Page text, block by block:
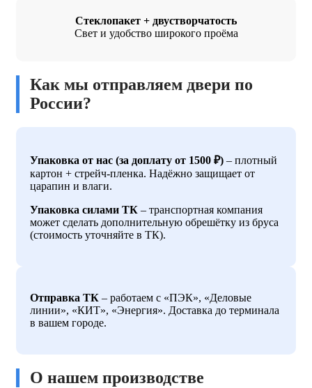
Стеклопакет + двустворчатость
Свет и удобство широкого проёма
Как мы отправляем двери по
России?
Упаковка от нас (за доплату от 1500 ₽) – плотный
картон + стрейч-пленка. Надёжно защищает от
царапин и влаги.
Упаковка силами ТК – транспортная компания
может сделать дополнительную обрешётку из бруса
(стоимость уточняйте в ТК).
Отправка ТК – работаем с «ПЭК», «Деловые
линии», «КИТ», «Энергия». Доставка до терминала
в вашем городе.
О нашем производстве